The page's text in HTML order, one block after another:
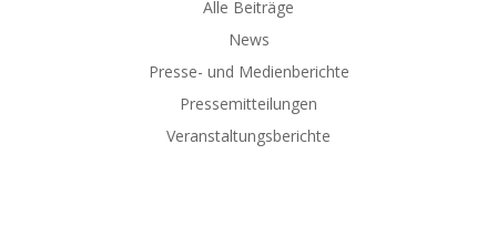
Alle Beiträge
News
Presse- und Medienberichte
Pressemitteilungen
Veranstaltungsberichte